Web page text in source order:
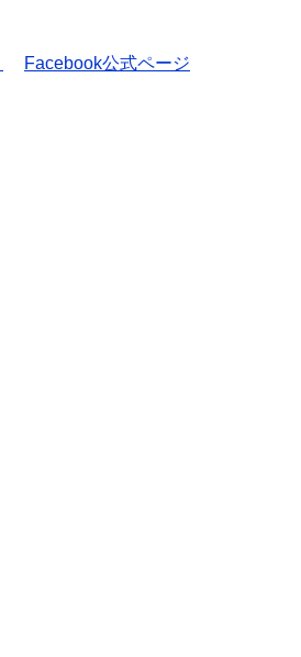
Facebook公式ページ